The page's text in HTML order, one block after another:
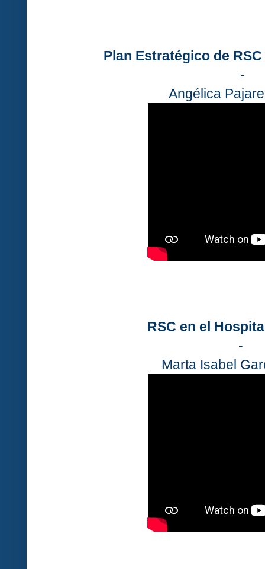
Plan Estratégico de
-
Angélica
RSC en el
-
Marta Isabel